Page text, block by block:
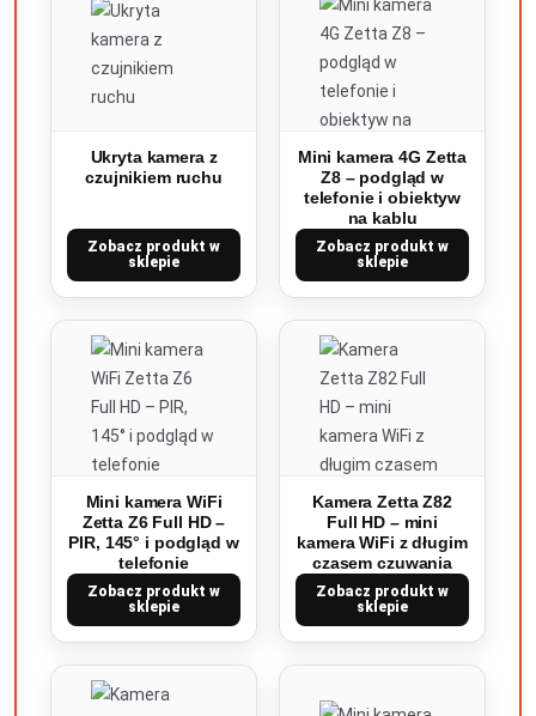
Ukryta kamera z
czujnikiem ruchu
Zobacz produkt w
sklepie
Mini kamera 4G Zetta
Z8 – podgląd w
telefonie i obiektyw
na kablu
Zobacz produkt w
sklepie
Mini kamera WiFi
Zetta Z6 Full HD –
PIR, 145° i podgląd w
telefonie
Zobacz produkt w
sklepie
Kamera Zetta Z82
Full HD – mini
kamera WiFi z długim
czasem czuwania
Zobacz produkt w
sklepie